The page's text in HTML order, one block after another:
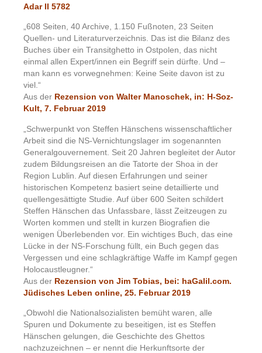
Adar II 5782
„608 Seiten, 40 Archive, 1.150 Fußnoten, 23 Seiten
Quellen- und Literaturverzeichnis. Das ist die Bilanz des
Buches über ein Transitghetto in Ostpolen, das nicht
einmal allen Expert/innen ein Begriff sein dürfte. Und –
man kann es vorwegnehmen: Keine Seite davon ist zu
viel.“
Aus der Rezension von Walter Manoschek, in: H-Soz-
Kult, 7. Februar 2019
„Schwerpunkt von Steffen Hänschens wissenschaftlicher
Arbeit sind die NS-Vernichtungslager im sogenannten
Generalgouvernement. Seit 20 Jahren begleitet der Autor
zudem Bildungsreisen an die Tatorte der Shoa in der
Region Lublin. Auf diesen Erfahrungen und seiner
historischen Kompetenz basiert seine detaillierte und
quellengesättigte Studie. Auf über 600 Seiten schildert
Steffen Hänschen das Unfassbare, lässt Zeitzeugen zu
Worten kommen und stellt in kurzen Biografien die
wenigen Überlebenden vor. Ein wichtiges Buch, das eine
Lücke in der NS-Forschung füllt, ein Buch gegen das
Vergessen und eine schlagkräftige Waffe im Kampf gegen
Holocaustleugner.“
Aus der Rezension von Jim Tobias, bei: haGalil.com.
Jüdisches Leben online, 25. Februar 2019
„Obwohl die Nationalsozialisten bemüht waren, alle
Spuren und Dokumente zu beseitigen, ist es Steffen
Hänschen gelungen, die Geschichte des Ghettos
nachzuzeichnen – er nennt die Herkunftsorte der